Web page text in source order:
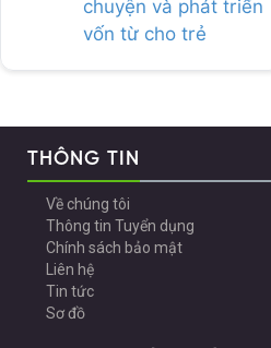
chuyện và phát triển
vốn từ cho trẻ
THÔNG TIN
Về chúng tôi
Thông tin Tuyển dụng
Chính sách bảo mật
Liên hệ
Tin tức
Sơ đồ